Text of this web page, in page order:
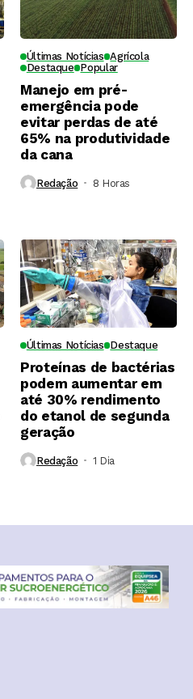
Últimas Notícias Agrícola
Destaque Popular
Manejo em pré-
emergência pode
evitar perdas de até
65% na produtividade
da cana
Redação 8 Horas ⁮
Últimas Notícias Destaque
Proteínas de bactérias
podem aumentar em
até 30% rendimento
do etanol de segunda
geração
Redação 1 Dia ⁮